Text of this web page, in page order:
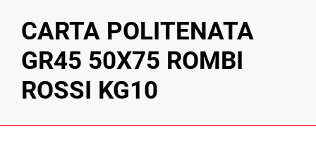
CARTA POLITENATA
GR45 50X75 ROMBI
ROSSI KG10